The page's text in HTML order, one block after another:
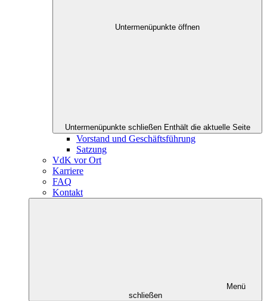
Untermenüpunkte öffnen
Untermenüpunkte schließen Enthält die aktuelle Seite
Vorstand und Geschäftsführung
Satzung
VdK vor Ort
Karriere
FAQ
Kontakt
Menü
schließen